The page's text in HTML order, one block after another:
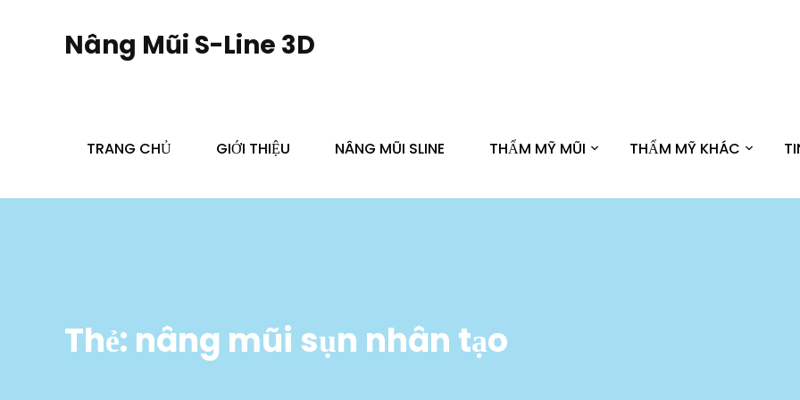
Nâng Mũi S-Line 3D
TRANG CHỦ GIỚI THIỆU NÂNG MŨI SLINE THẨM MỸ MŨI THẨM MỸ KHÁC
Thẻ: nâng mũi sụn nhân tạo